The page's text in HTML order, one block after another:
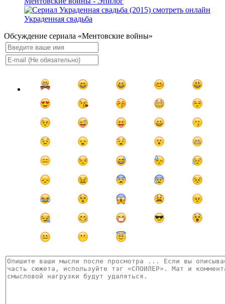
Украденная свадьба
Обсуждение сериала «Ментовские войны»